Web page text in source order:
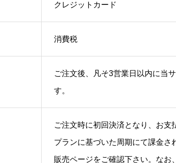
クレジットカード
消費税
ご注文後、凡そ3営業日以内に当
す。
ご注文時に初回決済となり、お
プランに基づいた周期にて課金さ
販売ページをご確認下さい。なお